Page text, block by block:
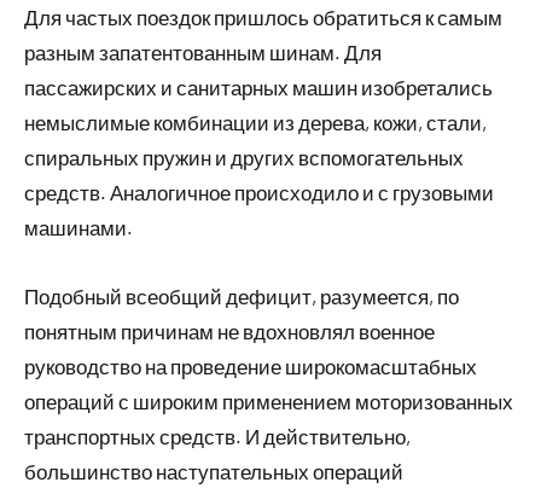
Для частых поездок пришлось обратиться к самым
разным запатентованным шинам. Для
пассажирских и санитарных машин изобретались
немыслимые комбинации из дерева, кожи, стали,
спиральных пружин и других вспомогательных
средств. Аналогичное происходило и с грузовыми
машинами.
Подобный всеобщий дефицит, разумеется, по
понятным причинам не вдохновлял военное
руководство на проведение широкомасштабных
операций с широким применением моторизованных
транспортных средств. И действительно,
большинство наступательных операций